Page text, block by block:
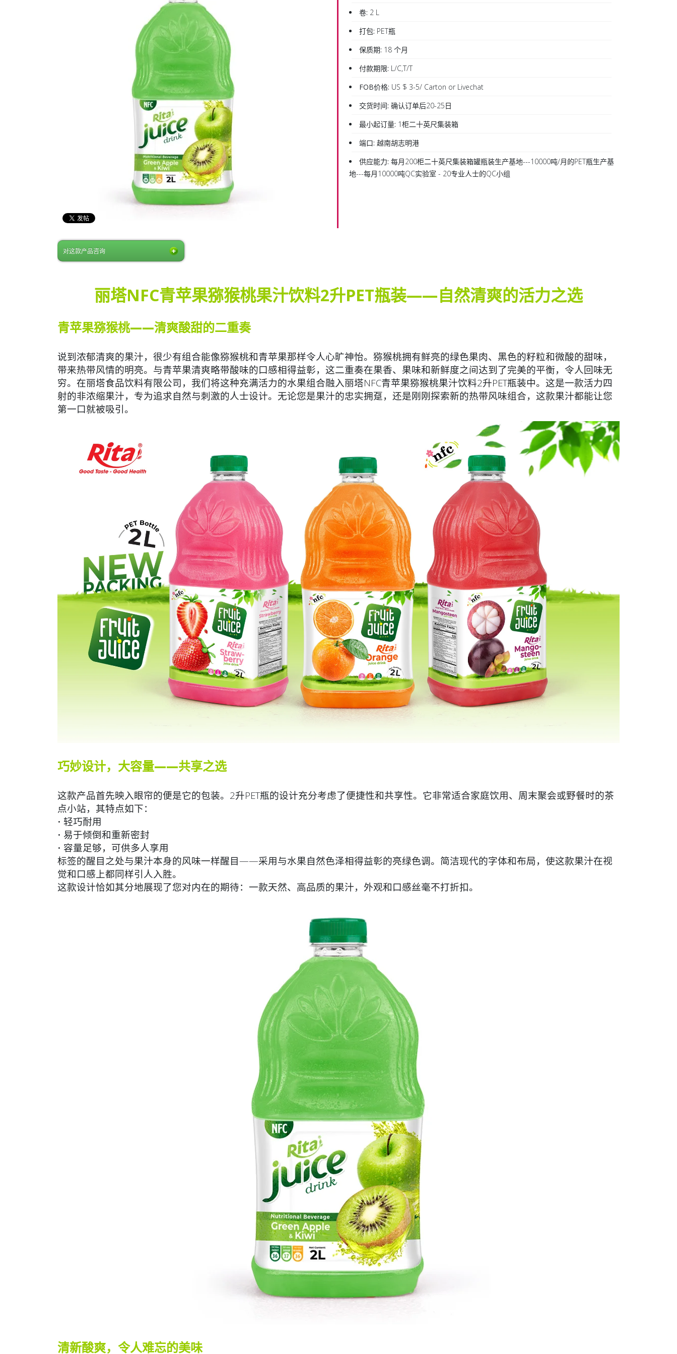
对这款产品咨询
卷: 2 L
打包: PET瓶
保质期: 18 个月
付款期限: L/C,T/T
FOB价格: US $ 3-5/ Carton or Livechat
交货时间: 确认订单后20-25日
最小起订量: 1柜二十英尺集装箱
端口: 越南胡志明港
供应能力: 每月200柜二十英尺集装箱罐瓶装生产基地---10000吨/月的PET瓶生产基
地---每月10000吨QC实验室 - 20专业人士的QC小组
丽塔NFC青苹果猕猴桃果汁饮料2升PET瓶装——自然清爽的活力之选
青苹果猕猴桃——清爽酸甜的二重奏
说到浓郁清爽的果汁，很少有组合能像猕猴桃和青苹果那样令人心旷神怡。猕猴桃拥有鲜亮的绿色果肉、黑色的籽粒和微酸的甜味，
带来热带风情的明亮。与青苹果清爽略带酸味的口感相得益彰，这二重奏在果香、果味和新鲜度之间达到了完美的平衡，令人回味无
穷。在丽塔食品饮料有限公司，我们将这种充满活力的水果组合融入丽塔NFC青苹果猕猴桃果汁饮料2升PET瓶装中。这是一款活力四
射的非浓缩果汁，专为追求自然与刺激的人士设计。无论您是果汁的忠实拥趸，还是刚刚探索新的热带风味组合，这款果汁都能让您
第一口就被吸引。
巧妙设计，大容量——共享之选
这款产品首先映入眼帘的便是它的包装。2升PET瓶的设计充分考虑了便捷性和共享性。它非常适合家庭饮用、周末聚会或野餐时的茶
点小站，其特点如下：
• 轻巧耐用
• 易于倾倒和重新密封
• 容量足够，可供多人享用
标签的醒目之处与果汁本身的风味一样醒目——采用与水果自然色泽相得益彰的亮绿色调。简洁现代的字体和布局，使这款果汁在视
觉和口感上都同样引人入胜。
这款设计恰如其分地展现了您对内在的期待：一款天然、高品质的果汁，外观和口感丝毫不打折扣。
清新酸爽，令人难忘的美味